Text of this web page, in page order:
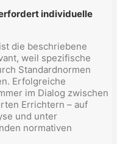
individuelle
die beschriebene
weil spezifische
Standardnormen
Erfolgreiche
im Dialog zwischen
Errichtern – auf
und unter
normativen